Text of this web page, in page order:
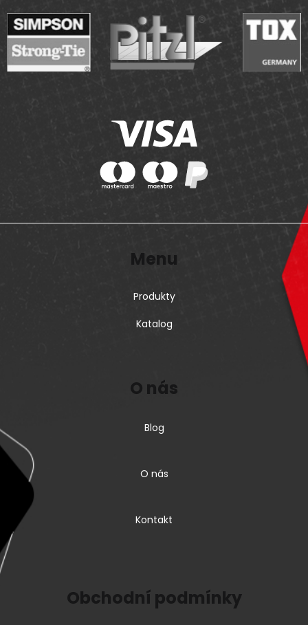
Menu
Produkty
Katalog
O nás
Blog
O nás
Kontakt
Obchodní podmínky